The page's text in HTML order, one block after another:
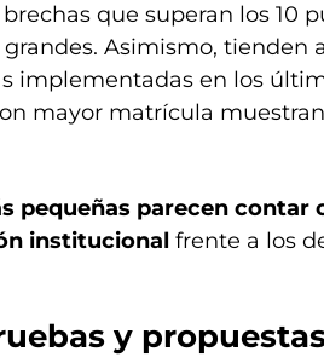
que superan los 10
Asimismo, tienden a
implementadas en los
mayor matrícula muestran
pequeñas parecen contar
institucional frente a los
y